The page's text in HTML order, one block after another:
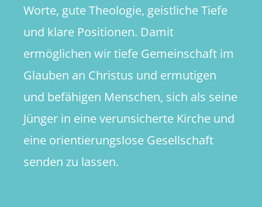
Worte, gute Theologie, geistliche Tiefe
und klare Positionen. Damit
ermöglichen wir tiefe Gemeinschaft im
Glauben an Christus und ermutigen
und befähigen Menschen, sich als seine
Jünger in eine verunsicherte Kirche und
eine orientierungslose Gesellschaft
senden zu lassen.